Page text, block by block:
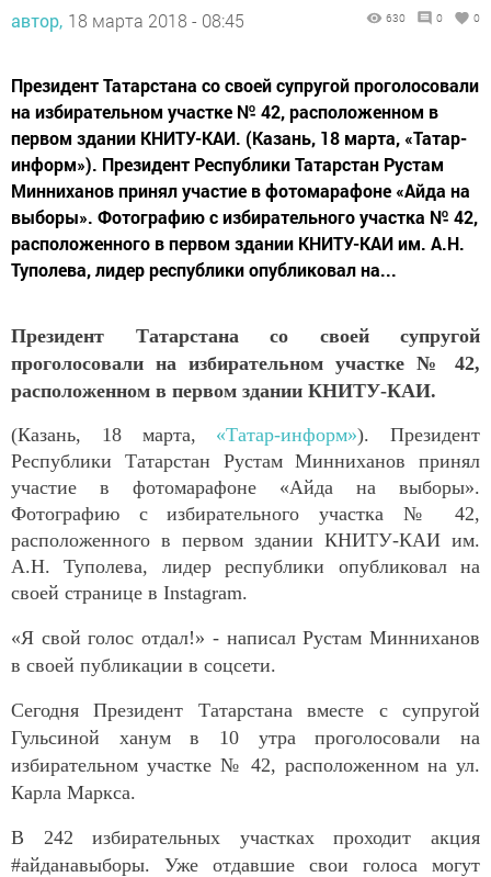
автор, 18 марта 2018 - 08:45 630 0 0
Президент Татарстана со своей супругой проголосовали
на избирательном участке № 42, расположенном в
первом здании КНИТУ-КАИ. (Казань, 18 марта, «Татар-
информ»). Президент Республики Татарстан Рустам
Минниханов принял участие в фотомарафоне «Айда на
выборы». Фотографию с избирательного участка № 42,
расположенного в первом здании КНИТУ-КАИ им. А.Н.
Туполева, лидер республики опубликовал на...
Президент Татарстана со своей супругой
проголосовали на избирательном участке № 42,
расположенном в первом здании КНИТУ-КАИ.
(Казань, 18 марта, «Татар-информ»). Президент
Республики Татарстан Рустам Минниханов принял
участие в фотомарафоне «Айда на выборы».
Фотографию с избирательного участка № 42,
расположенного в первом здании КНИТУ-КАИ им.
А.Н. Туполева, лидер республики опубликовал на
своей странице в Instagram.
«Я свой голос отдал!» - написал Рустам Минниханов
в своей публикации в соцсети.
Сегодня Президент Татарстана вместе с супругой
Гульсиной ханум в 10 утра проголосовали на
избирательном участке № 42, расположенном на ул.
Карла Маркса.
В 242 избирательных участках проходит акция
#айданавыборы. Уже отдавшие свои голоса могут